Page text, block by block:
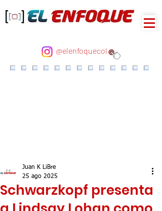
@elenfoquecol
Schwarzkopf presenta
Juan K LiBre
25 ago 2025